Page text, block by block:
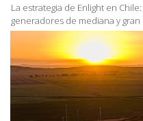
La estrategia de Enlight en
generadores de mediana y gran